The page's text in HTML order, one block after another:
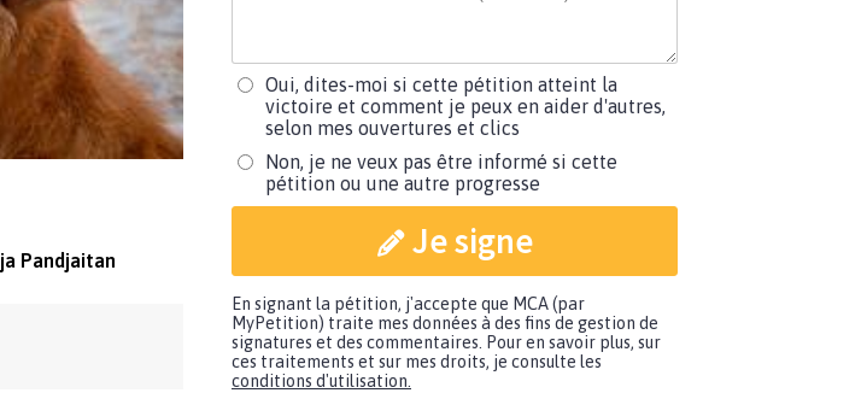
Pandjaitan
Oui, dites-moi si cette pétition atteint la
victoire et comment je peux en aider d'autres,
selon mes ouvertures et clics
Non, je ne veux pas être informé si cette
pétition ou une autre progresse
Je signe
En signant la pétition, j'accepte que MCA (par
MyPetition) traite mes données à des fins de gestion de
signatures et des commentaires. Pour en savoir plus, sur
ces traitements et sur mes droits, je consulte les
conditions d'utilisation.